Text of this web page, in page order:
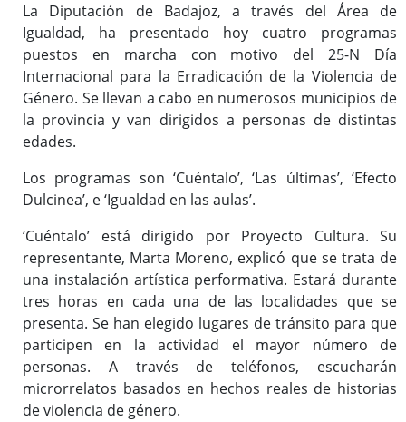
La Diputación de Badajoz, a través del Área de
Igualdad, ha presentado hoy cuatro programas
puestos en marcha con motivo del 25-N Día
Internacional para la Erradicación de la Violencia de
Género. Se llevan a cabo en numerosos municipios de
la provincia y van dirigidos a personas de distintas
edades.
Los programas son ‘Cuéntalo’, ‘Las últimas’, ‘Efecto
Dulcinea’, e ‘Igualdad en las aulas’.
‘Cuéntalo’ está dirigido por Proyecto Cultura. Su
representante, Marta Moreno, explicó que se trata de
una instalación artística performativa. Estará durante
tres horas en cada una de las localidades que se
presenta. Se han elegido lugares de tránsito para que
participen en la actividad el mayor número de
personas. A través de teléfonos, escucharán
microrrelatos basados en hechos reales de historias
de violencia de género.